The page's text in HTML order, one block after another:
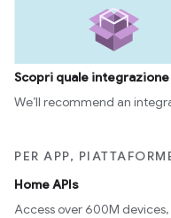
Scopri quale
We’ll recommend an
PER APP,
Home APIs
Access over 600M